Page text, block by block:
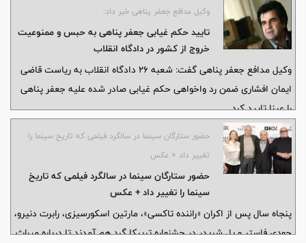
وکیل مدافع جعفر پناهی خبر داد:
تایید حکم غیابی جعفر پناهی به حبس و ممنوعیت
خروج از کشور در دادگاه انقلاب
وکیل مدافع جعفر پناهی گفت: شعبه 26 دادگاه انقلاب به ریاست قاضی
ایمان افشاری ضمن رد واخواهی حکم غیابی صادر شده علیه جعفر پناهی
را عینا تایید کرد.
حضور ستارگان سینما در سالگرد فیلمی که تاریخ سینما را
تغییر داد + عکس
حضور ستارگان سینما در سالگرد فیلمی که تاریخ
سینما را تغییر داد + عکس
پنجاه سال پس از اکران «راننده تاکسی»، مارتین اسکورسیزی، رابرت دنیرو،
جودی فاستر و پل شریدر در جشنواره تریبکا گرد هم آمدند تا درباره میراث